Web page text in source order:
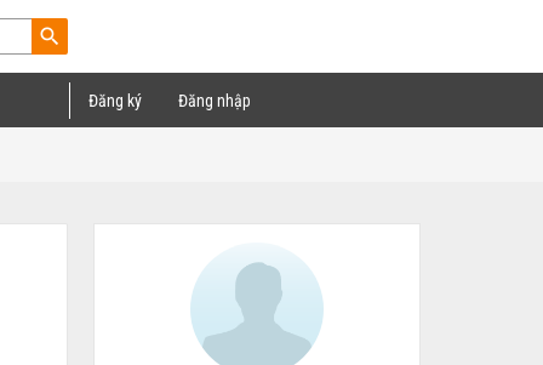
search
Đăng ký Đăng nhập